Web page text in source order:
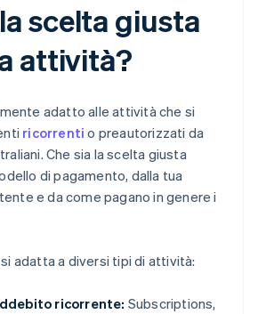
scelta giusta
attività?
adatto alle attività che si
ricorrenti o preautorizzati da
Che sia la scelta giusta
di pagamento, dalla tua
e da come pagano in genere i
adatta a diversi tipi di attività:
ricorrente: Subscriptions,